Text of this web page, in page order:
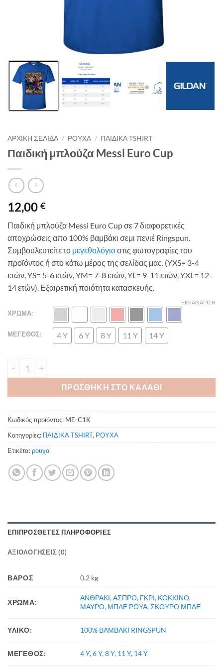
ΑΡΧΙΚΉ ΣΕΛΊΔΑ / ΡΟΥΧΑ / ΠΑΙΔΙΚΑ TSHIRT
Παιδική μπλούζα Messi Euro Cup
12,00 €
Παιδική μπλούζα Messi Euro Cup σε 7 διαφορετικές
αποχρώσεις απο 100% βαμβάκι σεμι πενιέ Ringspun.
Συμβουλευτείτε το μεγεθολόγιοστις φωτογραφίες του
προϊόντος ή στο κάτω μέρος της σελίδας μας. (YXS= 3-4
ετών, YS= 5-6 ετών, YM= 7-8 ετών, YL= 9-11 ετών, YXL= 12-
14 ετών). Εξαιρετική ποιότητα κατασκευής.
ΧΡΩΜΑ:
ΜΕΓΕΘΟΣ: 4 Y 6 Y 8 Y 11 Y 14 Y
ΕΚΚΑΘΆΡΙΣΗ
ΠΡΟΣΘΗΚΗ ΣΤΟ ΚΑΛΑΘΙ
Κωδικός προϊόντος: ME-C1K
Κατηγορίες: ΠΑΙΔΙΚΑ TSHIRT, ΡΟΥΧΑ
Ετικέτα:ρουχα
ΕΠΙΠΡΌΣΘΕΤΕΣ ΠΛΗΡΟΦΟΡΊΕΣ
ΑΞΙΟΛΟΓΉΣΕΙΣ (0)
ΒΆΡΟΣ 0,2 kg
ΧΡΩΜΑ:
ΑΝΘΡΑΚΙ,ΑΣΠΡΟ, ΓΚΡΙ, ΚΟΚΚΙΝΟ,
ΜΑΥΡΟ, ΜΠΛΕ ΡΟΥΑ,ΣΚΟΥΡΟ ΜΠΛΕ
ΥΛΙΚΟ: 100% ΒΑΜΒΑΚΙ RINGSPUN
ΜΕΓΕΘΟΣ: 4 Y,6 Y,8 Y, 11 Y, 14 Y